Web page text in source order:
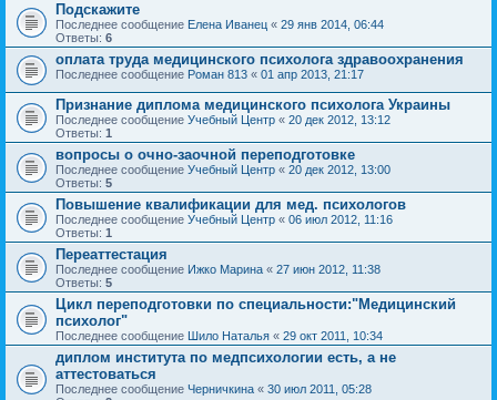
Подскажите
Последнее сообщение Елена Иванец « 29 янв 2014, 06:44
Ответы: 6
оплата труда медицинского психолога здравоохранения
Последнее сообщение Роман 813 « 01 апр 2013, 21:17
Признание диплома медицинского психолога Украины
Последнее сообщение Учебный Центр « 20 дек 2012, 13:12
Ответы: 1
вопросы о очно-заочной переподготовке
Последнее сообщение Учебный Центр « 20 дек 2012, 13:00
Ответы: 5
Повышение квалификации для мед. психологов
Последнее сообщение Учебный Центр « 06 июл 2012, 11:16
Ответы: 1
Переаттестация
Последнее сообщение Ижко Марина « 27 июн 2012, 11:38
Ответы: 5
Цикл переподготовки по специальности:"Медицинский
психолог"
Последнее сообщение Шило Наталья « 29 окт 2011, 10:34
диплом института по медпсихологии есть, а не
аттестоваться
Последнее сообщение Черничкина « 30 июл 2011, 05:28